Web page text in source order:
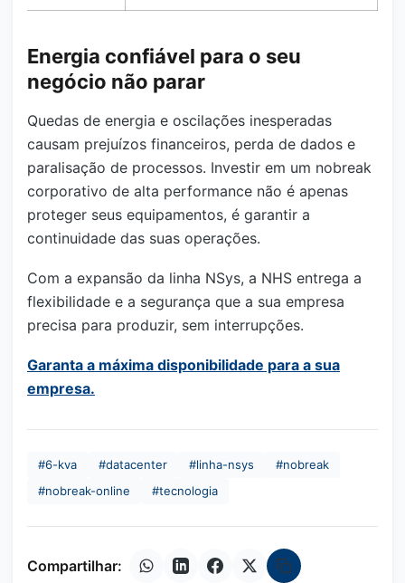
Energia confiável para o seu
negócio não parar
Quedas de energia e oscilações inesperadas
causam prejuízos financeiros, perda de dados e
paralisação de processos. Investir em um nobreak
corporativo de alta performance não é apenas
proteger seus equipamentos, é garantir a
continuidade das suas operações.
Com a expansão da linha NSys, a NHS entrega a
flexibilidade e a segurança que a sua empresa
precisa para produzir, sem interrupções.
Garanta a máxima disponibilidade para a sua
empresa.
#6-kva #datacenter #linha-nsys
#nobreak
#nobreak-online
#tecnologia
Compartilhar: Copiar link